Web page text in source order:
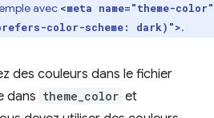
avec <meta name="theme-color"
color-scheme: dark)">.
des couleurs dans le fichier
dans theme_color et